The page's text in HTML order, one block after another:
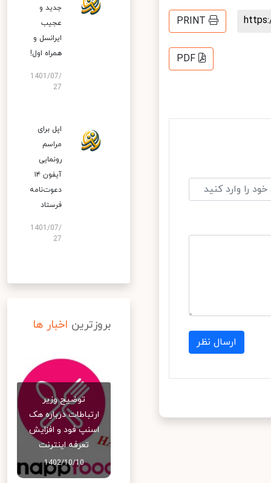
PRINT
PDF
ارسال نظر
جدید و
عجیب
ایرانسل و
همراه اول!
1401/07/
27
اپل برای
مراسم
رونمایی
آیفون ۱۴
دعوت‌نامه
فرستاد
1401/07/
27
بروزترین اخبار ها
توضیح وزیر
ارتباطات درباره هک
اسنپ‌ فود و افزایش
تعرفه اینترنت
1402/10/10